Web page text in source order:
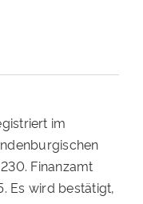
im
Finanzamt
Es wird bestätigt,